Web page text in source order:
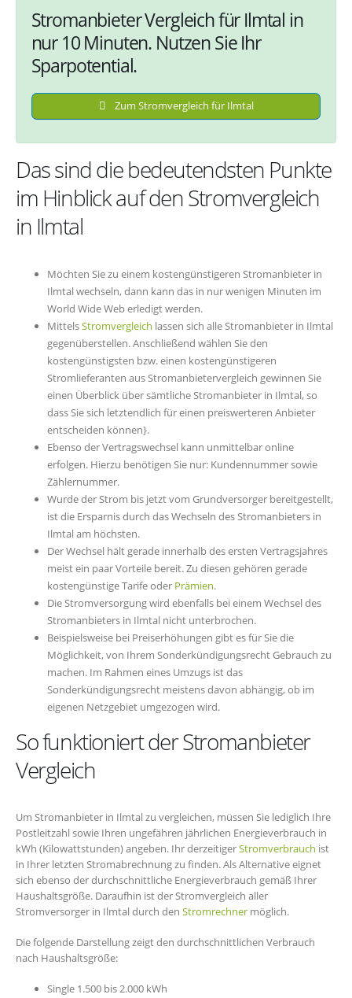
Stromanbieter Vergleich für Ilmtal in
nur 10 Minuten. Nutzen Sie Ihr
Sparpotential.
Zum Stromvergleich für Ilmtal
Das sind die bedeutendsten Punkte
im Hinblick auf den Stromvergleich
in Ilmtal
Möchten Sie zu einem kostengünstigeren Stromanbieter in
Ilmtal wechseln, dann kann das in nur wenigen Minuten im
World Wide Web erledigt werden.
MittelsStromvergleich lassen sich alle Stromanbieter in Ilmtal
gegenüberstellen. Anschließend wählen Sie den
kostengünstigsten bzw. einen kostengünstigeren
Stromlieferanten aus Stromanbietervergleich gewinnen Sie
einen Überblick über sämtliche Stromanbieter in Ilmtal, so
dass Sie sich letztendlich für einen preiswerteren Anbieter
entscheiden können}.
Ebenso der Vertragswechsel kann unmittelbar online
erfolgen. Hierzu benötigen Sie nur: Kundennummer sowie
Zählernummer.
Wurde der Strom bis jetzt vom Grundversorger bereitgestellt,
ist die Ersparnis durch das Wechseln des Stromanbieters in
Ilmtal am höchsten.
Der Wechsel hält gerade innerhalb des ersten Vertragsjahres
meist ein paar Vorteile bereit. Zu diesen gehören gerade
kostengünstige Tarife oder Prämien.
Die Stromversorgung wird ebenfalls bei einem Wechsel des
Stromanbieters in Ilmtal nicht unterbrochen.
Beispielsweise bei Preiserhöhungen gibt es für Sie die
Möglichkeit, von Ihrem Sonderkündigungsrecht Gebrauch zu
machen. Im Rahmen eines Umzugs ist das
Sonderkündigungsrecht meistens davon abhängig, ob im
eigenen Netzgebiet umgezogen wird.
So funktioniert der Stromanbieter
Vergleich
Um Stromanbieter in Ilmtal zu vergleichen, müssen Sie lediglich Ihre
Postleitzahl sowie Ihren ungefähren jährlichen Energieverbrauch in
kWh (Kilowattstunden) angeben. Ihr derzeitigerStromverbrauch ist
in Ihrer letzten Stromabrechnung zu finden. Als Alternative eignet
sich ebenso der durchschnittliche Energieverbrauch gemäß Ihrer
Haushaltsgröße. Daraufhin ist der Stromvergleich aller
Stromversorger in Ilmtal durch den Stromrechner möglich.
Die folgende Darstellung zeigt den durchschnittlichen Verbrauch
nach Haushaltsgröße:
Single 1.500 bis 2.000 kWh